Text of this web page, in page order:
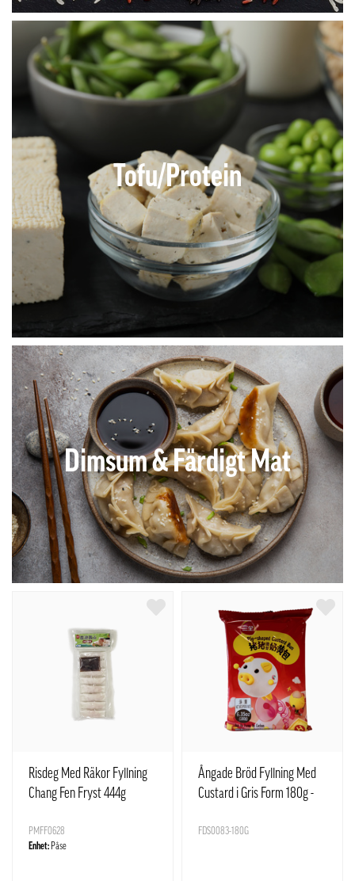
Tofu/Protein
Dimsum & Färdigt Mat
Risdeg Med Räkor Fyllning
Chang Fen Fryst 444g
PMFF0628
Enhet: Påse
Ångade Bröd Fyllning Med
Custard i Gris Form 180g -
FDS0083-180G